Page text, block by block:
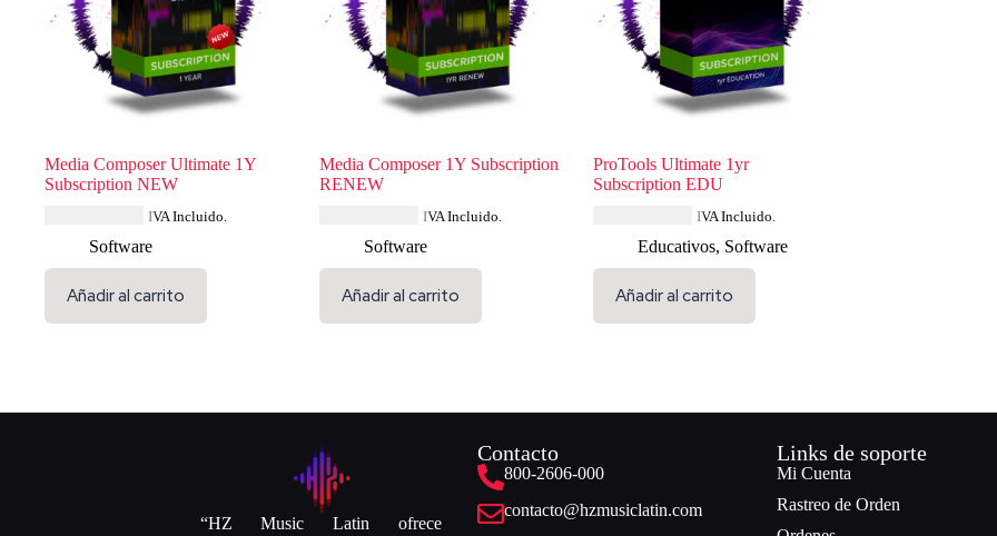
Media Composer Ultimate 1Y
Subscription NEW
IVA Incluido.
Software
Añadir al carrito
Media Composer 1Y Subscription
RENEW
IVA Incluido.
Software
Añadir al carrito
ProTools Ultimate 1yr
Subscription EDU
IVA Incluido.
Educativos, Software
Añadir al carrito
“HZ Music Latin ofrece
Contacto
800-2606-000
contacto@hzmusiclatin.com
Links de soporte
Mi Cuenta
Rastreo de Orden